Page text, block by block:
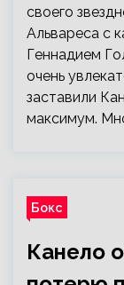
своего
Альвареса с
Геннадием
очень
заставили
максимум.
Бокс
Канело